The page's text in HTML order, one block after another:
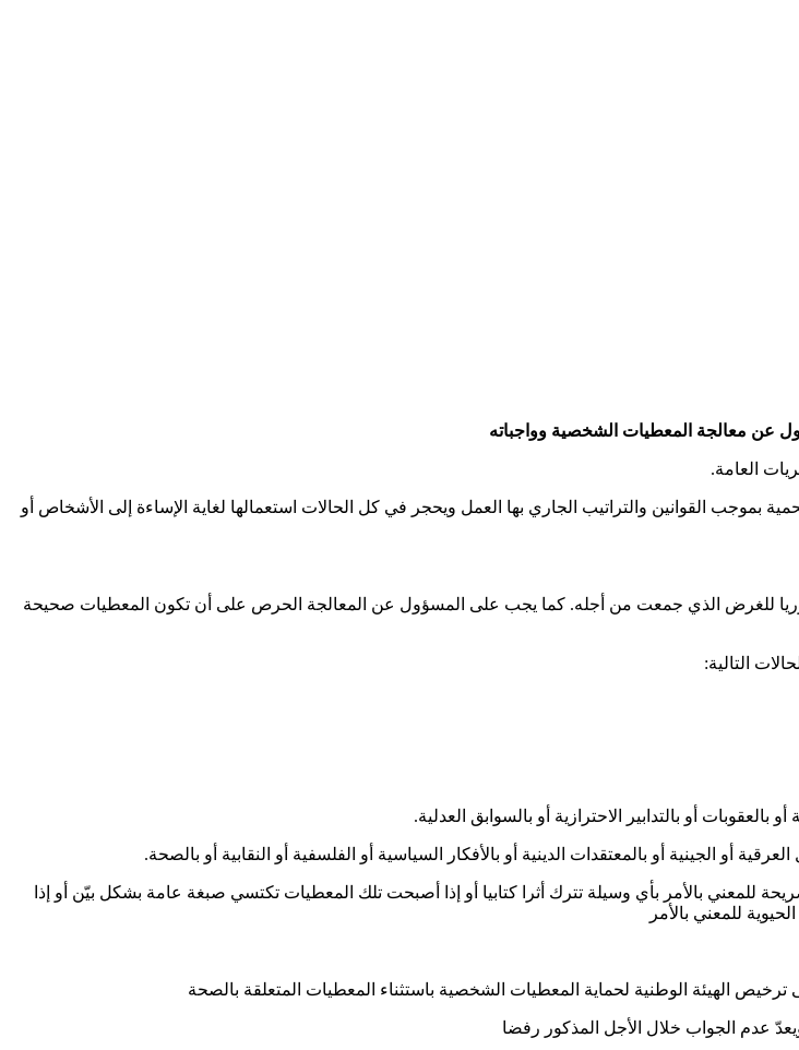
عن معالجة المعطيات الشخصية وواجباته
العامة.
القوانين والتراتيب الجاري بها العمل ويحجر في كل الحالات استعمالها لغاية الإساءة إلى الأشخاص أو
للغرض الذي جمعت من أجله. كما يجب على المسؤول عن المعالجة الحرص على أن تكون المعطيات صحيحة
التالية:
أو بالتدابير الاحترازية أو بالسوابق العدلية.
أو الجينية أو بالمعتقدات الدينية أو بالأفكار السياسية أو الفلسفية أو النقابية أو بالصحة.
للمعني بالأمر بأي وسيلة تترك أثرا كتابيا أو إذا أصبحت تلك المعطيات تكتسي صبغة عامة بشكل بيّن أو إذا
للمعني بالأمر
عدم الجواب خلال الأجل المذكور رفضا